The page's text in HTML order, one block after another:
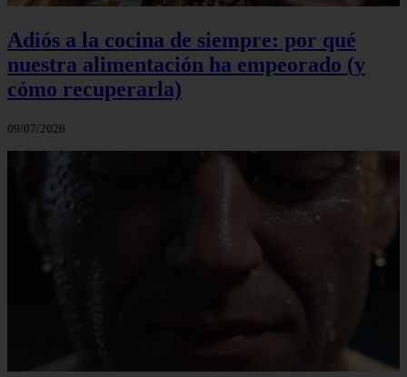
Adiós a la cocina de siempre: por qué
nuestra alimentación ha empeorado (y
cómo recuperarla)
09/07/2026